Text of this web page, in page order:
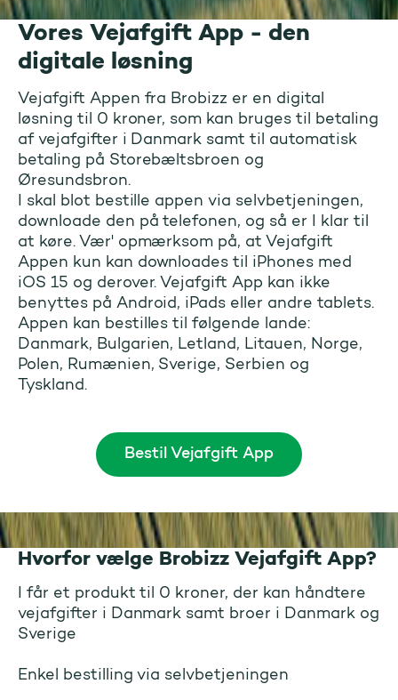
Vores Vejafgift App - den
digitale løsning
Vejafgift Appen fra Brobizz er en digital
løsning til 0 kroner, som kan bruges til betaling
af vejafgifter i Danmark samt til automatisk
betaling på Storebæltsbroen og
Øresundsbron.
I skal blot bestille appen via selvbetjeningen,
downloade den på telefonen, og så er I klar til
at køre. Vær' opmærksom på, at Vejafgift
Appen kun kan downloades til iPhones med
iOS 15 og derover. Vejafgift App kan ikke
benyttes på Android, iPads eller andre tablets.
Appen kan bestilles til følgende lande:
Danmark, Bulgarien, Letland, Litauen, Norge,
Polen, Rumænien, Sverige, Serbien og
Tyskland.
Bestil Vejafgift App
Hvorfor vælge Brobizz Vejafgift App?
I får et produkt til 0 kroner, der kan håndtere
vejafgifter i Danmark samt broer i Danmark og
Sverige
Enkel bestilling via selvbetjeningen